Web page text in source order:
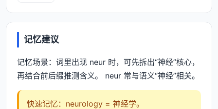
记忆建议
记忆场景：词里出现 neur 时，可先拆出“神经”核心，
再结合前后缀推测含义。 neur 常与语义“神经”相关。
快速记忆：neurology = 神经学。